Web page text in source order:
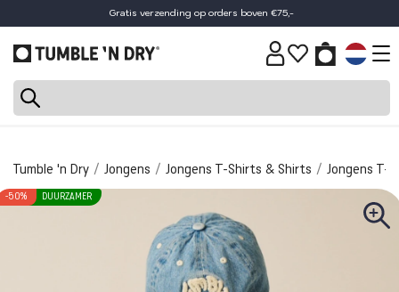
Gratis verzending op orders boven €75,-
30 dagen retourtermijn
Tumble 'n Dry Jongens Jongens T-Shirts & Shirts Jongens T-
-50% DUURZAMER